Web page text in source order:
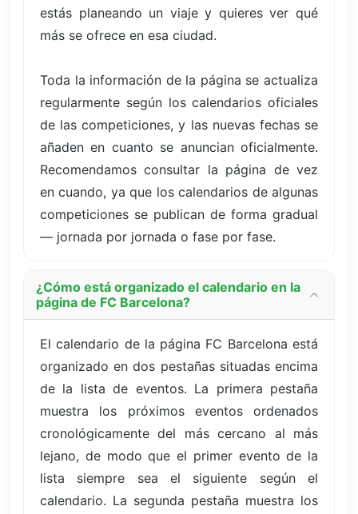
estás planeando un viaje y quieres ver qué
más se ofrece en esa ciudad.
Toda la información de la página se actualiza
regularmente según los calendarios oficiales
de las competiciones, y las nuevas fechas se
añaden en cuanto se anuncian oficialmente.
Recomendamos consultar la página de vez
en cuando, ya que los calendarios de algunas
competiciones se publican de forma gradual
— jornada por jornada o fase por fase.
¿Cómo está organizado el calendario en la
página de FC Barcelona?
El calendario de la página FC Barcelona está
organizado en dos pestañas situadas encima
de la lista de eventos. La primera pestaña
muestra los próximos eventos ordenados
cronológicamente del más cercano al más
lejano, de modo que el primer evento de la
lista siempre sea el siguiente según el
calendario. La segunda pestaña muestra los